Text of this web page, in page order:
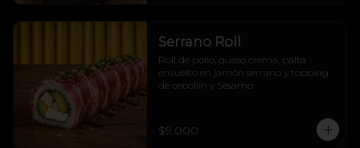
Serrano Roll
Roll de pollo, queso crema, palta
envuelto en jamón serrano y topping
de cebollín y Sésamo
$9.000